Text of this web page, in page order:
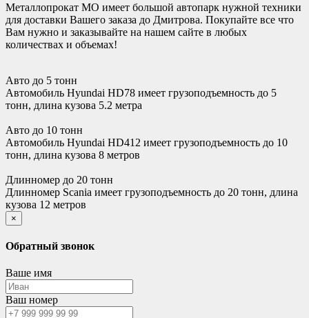
Металлопрокат МО имеет большой автопарк нужной техники
для доставки Вашего заказа до Дмитрова. Покупайте все что
Вам нужно и заказывайте на нашем сайте в любых
количествах и объемах!
Авто до 5 тонн
Автомобиль Hyundai HD78 имеет грузоподъемность до 5
тонн, длина кузова 5.2 метра
Авто до 10 тонн
Автомобиль Hyundai HD412 имеет грузоподъемность до 10
тонн, длина кузова 8 метров
Длинномер до 20 тонн
Длинномер Scania имеет грузоподъемность до 20 тонн, длина
кузова 12 метров
×
Обратный звонок
Ваше имя
Ваш номер